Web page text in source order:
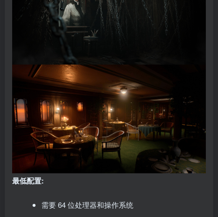
最低配置:
需要 64 位处理器和操作系统